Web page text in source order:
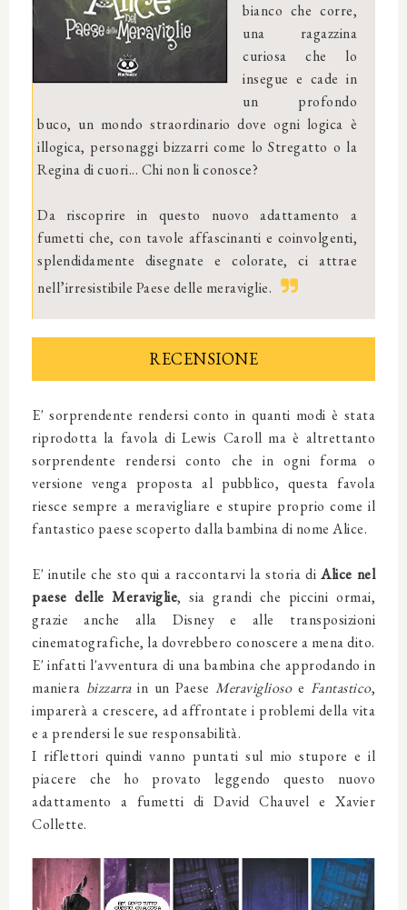
bianco che corre,
una ragazzina
curiosa che lo
insegue e cade in
un profondo
buco, un mondo straordinario dove ogni logica è
illogica, personaggi bizzarri come lo Stregatto o la
Regina di cuori... Chi non li conosce?
Da riscoprire in questo nuovo adattamento a
fumetti che, con tavole affascinanti e coinvolgenti,
splendidamente disegnate e colorate, ci attrae
nell’irresistibile Paese delle meraviglie.
RECENSIONE
E' sorprendente rendersi conto in quanti modi è stata
riprodotta la favola di Lewis Caroll ma è altrettanto
sorprendente rendersi conto che in ogni forma o
versione venga proposta al pubblico, questa favola
riesce sempre a meravigliare e stupire proprio come il
fantastico paese scoperto dalla bambina di nome Alice.
E' inutile che sto qui a raccontarvi la storia diAlice nel
paese delle Meraviglie, sia grandi che piccini ormai,
grazie anche alla Disney e alle transposizioni
cinematografiche, la dovrebbero conoscere a mena dito.
E' infatti l'avventura di una bambina che approdando in
maniera bizzarrain un PaeseMeravigliosoe Fantastico,
imparerà a crescere, ad affrontate i problemi della vita
e a prendersi le sue responsabilità.
I riflettori quindi vanno puntati sul mio stupore e il
piacere che ho provato leggendo questo nuovo
adattamento a fumetti di David Chauvel e Xavier
Collette.